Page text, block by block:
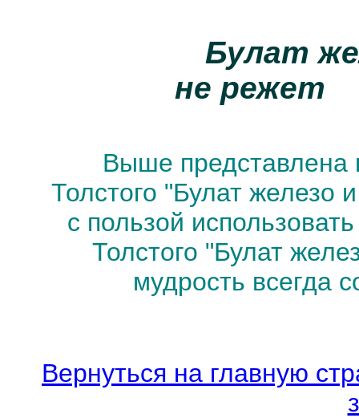
Булат
не режет
Выше представлена
Толстого "Булат железо
с пользой
Толстого "Булат
мудрость всегда
Вернуться на главную